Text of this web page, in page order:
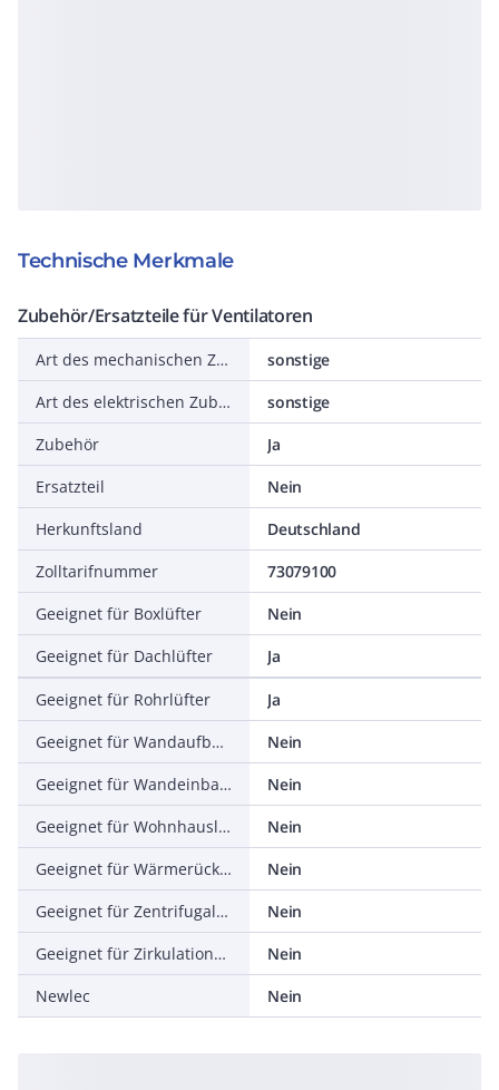
Technische Merkmale
Zubehör/Ersatzteile für Ventilatoren
Art des mechanischen Zubehörs
sonstige
Art des elektrischen Zubehörs
sonstige
Zubehör
Ja
Ersatzteil
Nein
Herkunftsland
Deutschland
Zolltarifnummer
73079100
Geeignet für Boxlüfter
Nein
Geeignet für Dachlüfter
Ja
Geeignet für Rohrlüfter
Ja
Geeignet für Wandaufbaulüfter
Nein
Geeignet für Wandeinbaulüfter
Nein
Geeignet für Wohnhauslüfter
Nein
Geeignet für Wärmerückgewinnungsanlagen
Nein
Geeignet für Zentrifugallüfter
Nein
Geeignet für Zirkulationslüfter
Nein
Newlec
Nein